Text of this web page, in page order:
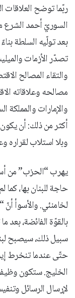
ربّما توضح العلاقات
السوريّ أحمد الشرع
بعد تولّيه السلطة
تصدّر الأزمات
والتقاء المصالح
مصالحه وعلاقاته
والإمارات والمملكة
أكثر من ذلك: أن
وبلا استلاب
يهرب “الحزب” من
حاجة للبنان بها،
لخامنئي. والأسوأ أنّ
بالقوّة الفائضة،
سبيل ذلك، سيصبح
حتّى عندما تنخرط
الخليج. ستكون
لإرسال الرسائل